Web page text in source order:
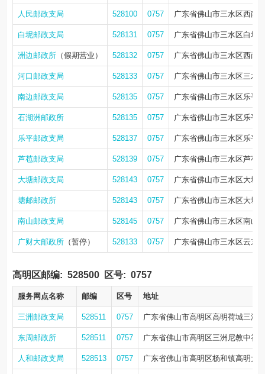
人民邮政支局 528100 0757 广东省佛山市三水区西南
白坭邮政支局 528131 0757 广东省佛山市三水区白坭
洲边邮政所 （假期营业） 528132 0757 广东省佛山市三水区西南
河口邮政支局 528133 0757 广东省佛山市三水区三水
南边邮政支局 528135 0757 广东省佛山市三水区乐平
石湖洲邮政所 528135 0757 广东省佛山市三水区乐平
乐平邮政支局 528137 0757 广东省佛山市三水区乐平
芦苞邮政支局 528139 0757 广东省佛山市三水区芦苞
大塘邮政支局 528143 0757 广东省佛山市三水区大塘
塘邮邮政所 528143 0757 广东省佛山市三水区大塘
南山邮政支局 528145 0757 广东省佛山市三水区南山
广财大邮政所 （暂停） 528133 0757 广东省佛山市三水区云东
高明区邮编: 528500 区号: 0757
服务网点名称 邮编 区号 地址
三洲邮政支局 528511 0757 广东省佛山市高明区高明荷城三洲
东周邮政所 528511 0757 广东省佛山市高明区三洲尼教中社
人和邮政支局 528513 0757 广东省佛山市高明区杨和镇高明大